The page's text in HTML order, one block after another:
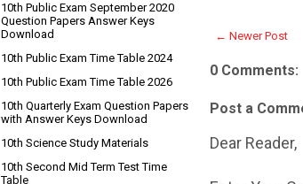
← Newer Post
0 Comments:
Post a
Dear Reader,
10th Public Exam September 2020
Question Papers Answer Keys
Download
10th Public Exam Time Table 2024
10th Public Exam Time Table 2026
10th Quarterly Exam Question Papers
with Answer Keys Download
10th Science Study Materials
10th Second Mid Term Test Time
Table